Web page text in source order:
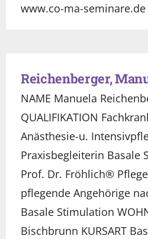
www.co-ma-seminare.de
Reichenberger,
NAME Manuela
QUALIFIKATION
Anästhesie-u.
Praxisbegleiterin Basale
Prof. Dr. Fröhlich®
pflegende Angehörige
Basale Stimulation
Bischbrunn KURSART